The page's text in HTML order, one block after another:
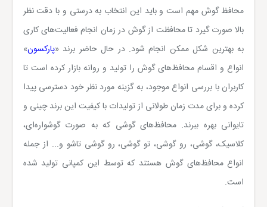
محافظ گوش مهم است و باید این انتخاب به درستی و با دقت نظر
بالا صورت گیرد تا محافظت از گوش در زمان انجام فعالیت‌های کاری
به بهترین شکل ممکن انجام شود. در حال حاضر برند «پارکسون»
انواع و اقسام محافظ‌های گوش را تولید و روانه بازار کرده است تا
کاربران با بررسی انواع موجود، به گزینه مورد نظر خود دسترسی پیدا
کرده و برای مدت زمان طولانی از تولیدات با کیفیت این برند چینی و
تایوانی بهره ببرند. محافظ‌های گوشی که به صورت گوشواره‌ای،
کلاسیک، گوشی، رو گوشی، تو گوشی، رو گوشی تاشو و... از جمله
انواع محافظ‌های گوش هستند که توسط این کمپانی تولید شده
است.